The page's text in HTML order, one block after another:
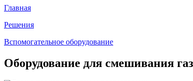
Главная
Решения
Вспомогательное оборудование
Оборудование для смешивания